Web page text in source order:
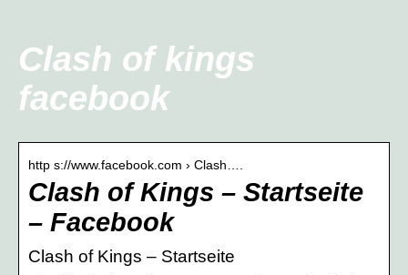
Clash of kings
facebook
http s://www.facebook.com › Clash….
Clash of Kings – Startseite
– Facebook
Clash of Kings – Startseite